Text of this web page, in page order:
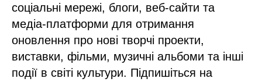
соціальні мережі, блоги, веб-сайти та
медіа-платформи для отримання
оновлення про нові творчі проекти,
виставки, фільми, музичні альбоми та інші
події в світі культури. Підпишіться на